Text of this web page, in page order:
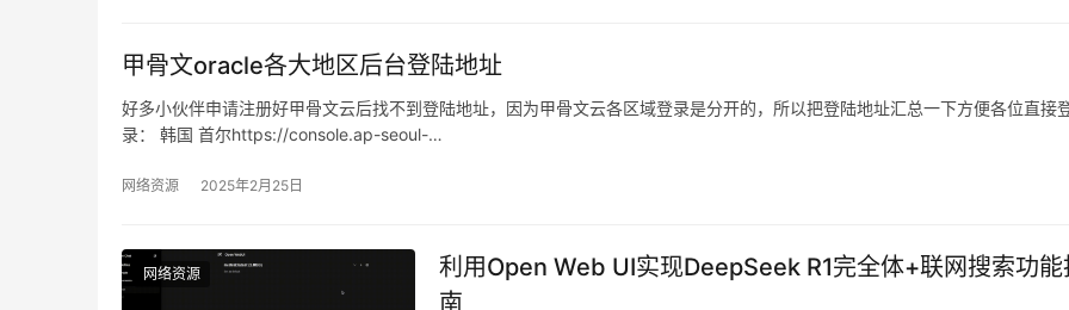
甲骨文oracle各大地区后台登陆地址
好多小伙伴申请注册好甲骨文云后找不到登陆地址，因为甲骨文云各区域登录是分开的，所以把登陆地址汇总一下方便各位直接
录： 韩国 首尔https://console.ap-seoul-…
网络资源 2025年2月25日
网络资源
利用Open Web UI实现DeepSeek R1完全体+联网搜索功能
南